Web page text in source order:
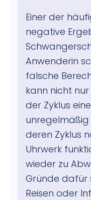
Einer der
negative
Anwenderin
falsche
kann nicht
der Zyklus
unregelmäßig
deren Zyklus
Uhrwerk
wieder zu
Gründe dafür
Reisen oder